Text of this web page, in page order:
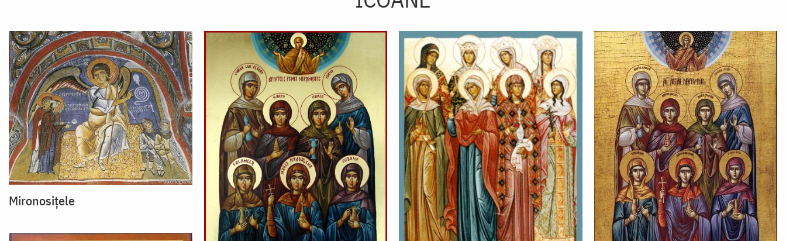
Mironosiţele